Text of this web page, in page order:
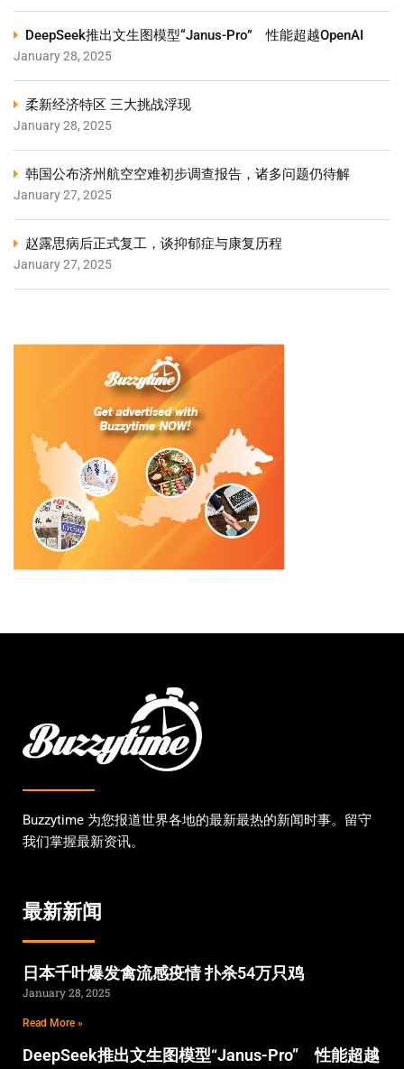
DeepSeek推出文生图模型“Janus-Pro” 性能超越OpenAI
January 28, 2025
柔新经济特区 三大挑战浮现
January 28, 2025
韩国公布济州航空空难初步调查报告，诸多问题仍待解
January 27, 2025
赵露思病后正式复工，谈抑郁症与康复历程
January 27, 2025
Buzzytime 为您报道世界各地的最新最热的新闻时事。留守
我们掌握最新资讯。
最新新闻
日本千叶爆发禽流感疫情 扑杀54万只鸡
January 28, 2025
Read More »
DeepSeek推出文生图模型“Janus-Pro” 性能超越